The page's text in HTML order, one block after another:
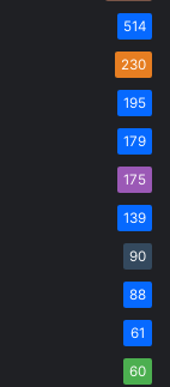
514
230
195
179
175
139
90
88
61
60